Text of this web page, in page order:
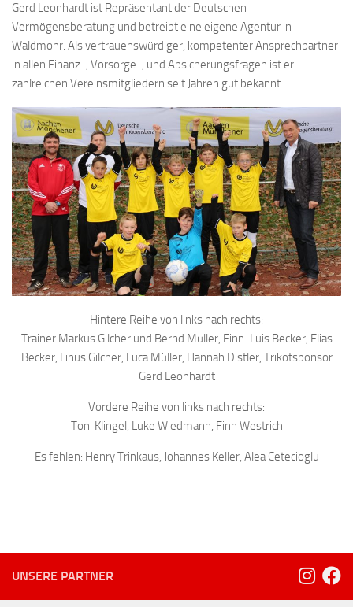
Gerd Leonhardt ist Repräsentant der Deutschen
Vermögensberatung und betreibt eine eigene Agentur in
Waldmohr. Alsvertrauenswürdiger, kompetenter Ansprechpartner
in allen Finanz-, Vorsorge-, und Absicherungsfragen ist er
zahlreichen Vereinsmitgliedern seit Jahren gut bekannt.
Hintere Reihe von links nach rechts:
Trainer Markus Gilcher und Bernd Müller, Finn-Luis Becker, Elias
Becker, Linus Gilcher, Luca Müller, Hannah Distler, Trikotsponsor
Gerd Leonhardt
Vordere Reihe von links nach rechts:
Toni Klingel, Luke Wiedmann, Finn Westrich
Es fehlen: Henry Trinkaus, Johannes Keller, Alea Cetecioglu
UNSERE PARTNER